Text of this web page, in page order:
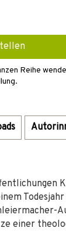
Reihe
Todesjahr
einer